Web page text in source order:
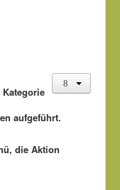
aufgeführt.
die Aktion